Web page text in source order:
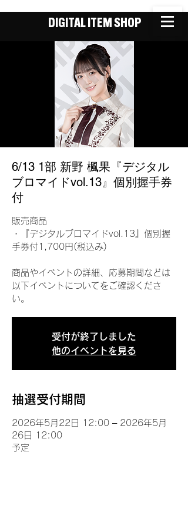
DIGITAL ITEM SHOP
6/13 1部 新野 楓果『デジタル
ブロマイドvol.13』個別握手券
付
販売商品
・『デジタルブロマイドvol.13』個別握
手券付1,700円(税込み)
商品やイベントの詳細、応募期間などは
以下イベントについてをご確認くださ
い。
受付が終了しました
他のイベントを見る
抽選受付期間
2026年5月22日 12:00 – 2026年5月
26日 12:00
予定